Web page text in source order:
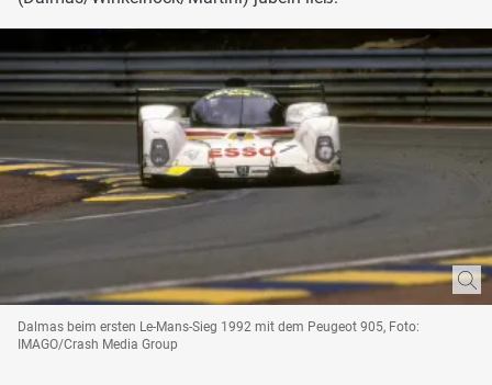
Dalmas beim ersten Le-Mans-Sieg 1992 mit dem Peugeot 905, Foto:
IMAGO/Crash Media Group